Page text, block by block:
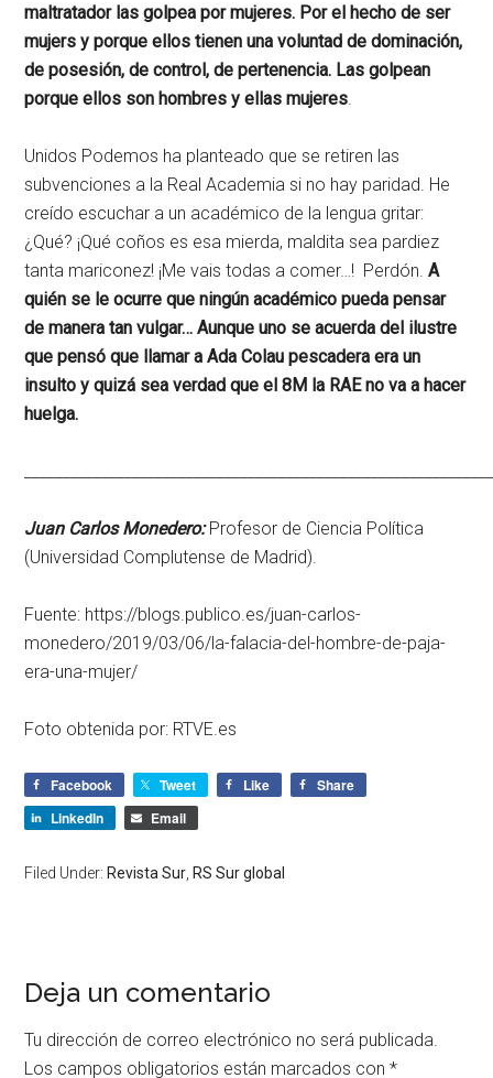
maltratador las golpea por mujeres. Por el hecho de ser
mujers y porque ellos tienen una voluntad de dominación,
de posesión, de control, de pertenencia. Las golpean
porque ellos son hombres y ellas mujeres
Unidos Podemos ha planteado que se retiren las
subvenciones a la Real Academia si no hay paridad. He
creído escuchar a un académico de la lengua gritar:
¿Qué? ¡Qué coños es esa mierda, maldita sea pardiez
tanta mariconez! ¡Me vais todas a comer…! Perdón.A
quién se le ocurre que ningún académico pueda pensar
de manera tan vulgar… Aunque uno se acuerda del ilustre
que pensó que llamar a Ada Colau pescadera era un
insulto y quizá sea verdad que el 8M la RAE no va a hacer
huelga.
Juan Carlos Monedero:Profesor de Ciencia Política
(Universidad Complutense de Madrid).
Fuente: https://blogs.publico.es/juan-carlos-
monedero/2019/03/06/la-falacia-del-hombre-de-paja-
era-una-mujer/
Foto obtenida por: RTVE.es
Facebook Tweet Like
Share
LinkedIn
Email
Filed Under: Revista Sur RS Sur global
Deja un comentario
Tu dirección de correo electrónico no será publicada.
Los campos obligatorios están marcados con*